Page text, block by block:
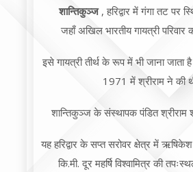
शान्तिकुञ्ज, हरिद्वार में गंगा तट पर
जहाँ अखिल भारतीय गायत्री परिवार
इसे गायत्री तीर्थ के रूप में भी जाना जाता
1971 में श्रीराम ने की
शान्तिकुञ्ज के संस्थापक पंडित श्रीराम
यह हरिद्वार के सप्त सरोवर क्षेत्र में
कि.मी. दूर महर्षि विश्वामित्र की